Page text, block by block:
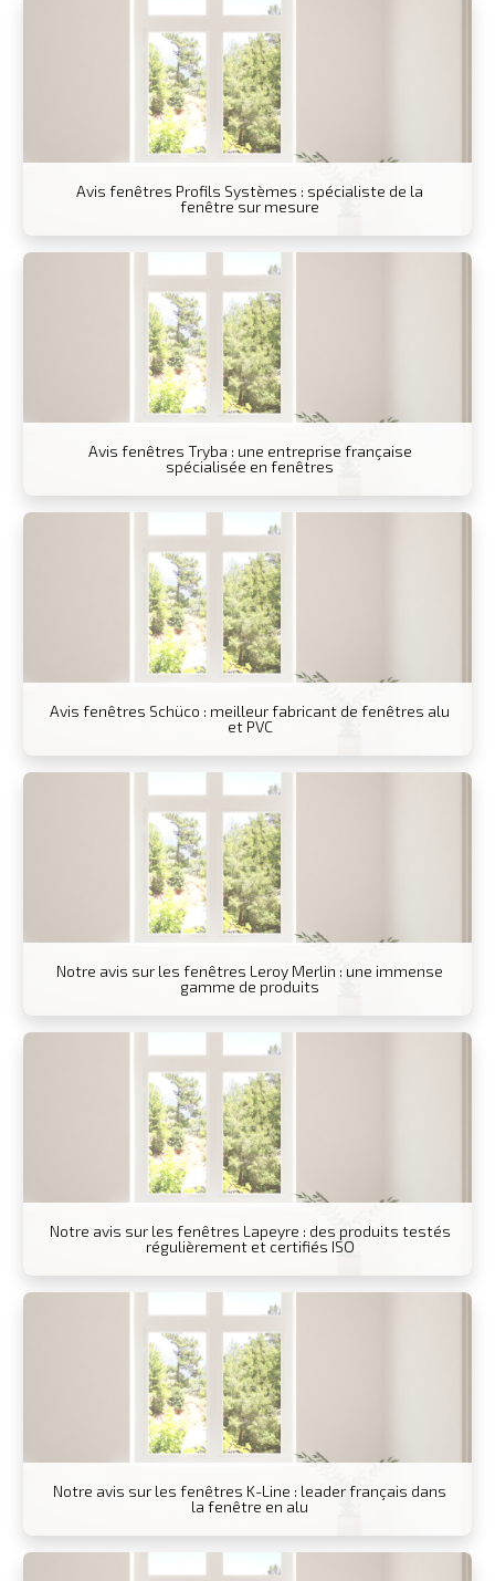
Avis fenêtres Profils Systèmes : spécialiste de la
fenêtre sur mesure
Avis fenêtres Tryba : une entreprise française
spécialisée en fenêtres
Avis fenêtres Schüco : meilleur fabricant de fenêtres alu
et PVC
Notre avis sur les fenêtres Leroy Merlin : une immense
gamme de produits
Notre avis sur les fenêtres Lapeyre : des produits testés
régulièrement et certifiés ISO
Notre avis sur les fenêtres K-Line : leader français dans
la fenêtre en alu